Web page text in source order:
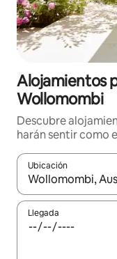
Alojamientos
Wollomombi
Descubre
harán sentir como
Ubicación
Cuando los
Llegada